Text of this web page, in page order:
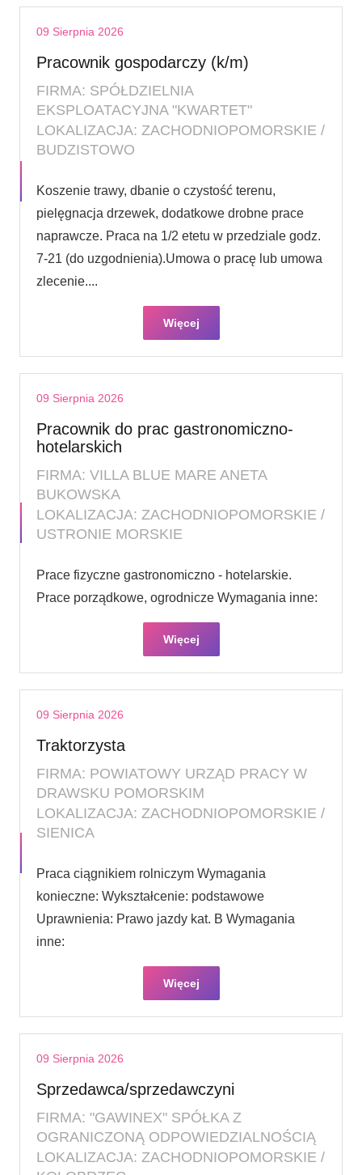
09 Sierpnia 2026
Pracownik gospodarczy (k/m)
FIRMA: SPÓŁDZIELNIA
EKSPLOATACYJNA "KWARTET"
LOKALIZACJA: ZACHODNIOPOMORSKIE /
BUDZISTOWO
Koszenie trawy, dbanie o czystość terenu,
pielęgnacja drzewek, dodatkowe drobne prace
naprawcze. Praca na 1/2 etetu w przedziale godz.
7-21 (do uzgodnienia).Umowa o pracę lub umowa
zlecenie....
Więcej
09 Sierpnia 2026
Pracownik do prac gastronomiczno-
hotelarskich
FIRMA: VILLA BLUE MARE ANETA
BUKOWSKA
LOKALIZACJA: ZACHODNIOPOMORSKIE /
USTRONIE MORSKIE
Prace fizyczne gastronomiczno - hotelarskie.
Prace porządkowe, ogrodnicze Wymagania inne:
Więcej
09 Sierpnia 2026
Traktorzysta
FIRMA: POWIATOWY URZĄD PRACY W
DRAWSKU POMORSKIM
LOKALIZACJA: ZACHODNIOPOMORSKIE /
SIENICA
Praca ciągnikiem rolniczym Wymagania
konieczne: Wykształcenie: podstawowe
Uprawnienia: Prawo jazdy kat. B Wymagania
inne:
Więcej
09 Sierpnia 2026
Sprzedawca/sprzedawczyni
FIRMA: "GAWINEX" SPÓŁKA Z
OGRANICZONĄ ODPOWIEDZIALNOŚCIĄ
LOKALIZACJA: ZACHODNIOPOMORSKIE /